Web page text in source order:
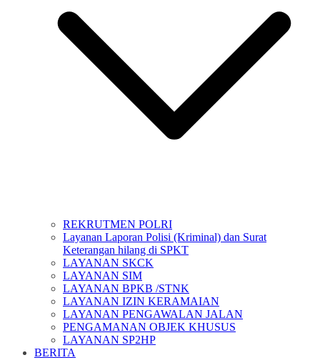
REKRUTMEN POLRI
Layanan Laporan Polisi (Kriminal) dan Surat
Keterangan hilang di SPKT
LAYANAN SKCK
LAYANAN SIM
LAYANAN BPKB /STNK
LAYANAN IZIN KERAMAIAN
LAYANAN PENGAWALAN JALAN
PENGAMANAN OBJEK KHUSUS
LAYANAN SP2HP
BERITA